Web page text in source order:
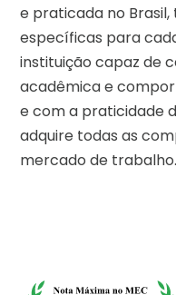
e praticada no
específicas para
instituição capaz de
acadêmica e
e com a praticidade
adquire todas as
mercado de trabalho.